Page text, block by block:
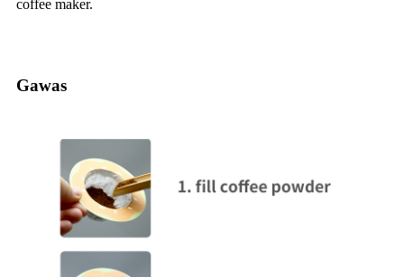
coffee maker.
Gawas